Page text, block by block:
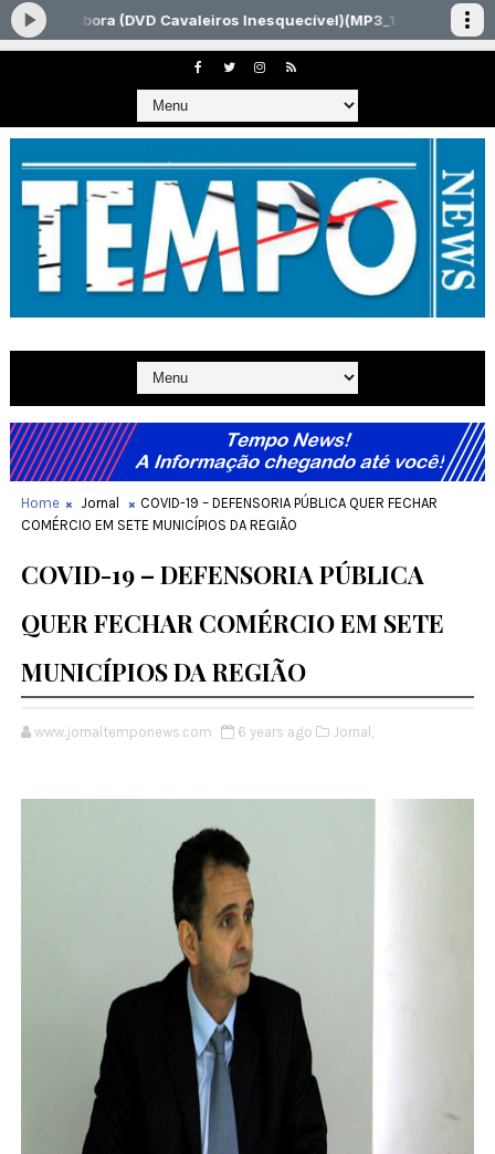
Home Jornal
COVID-19 – DEFENSORIA PÚBLICA QUER FECHAR
COMÉRCIO EM SETE MUNICÍPIOS DA REGIÃO
COVID-19 – DEFENSORIA PÚBLICA
QUER FECHAR COMÉRCIO EM SETE
MUNICÍPIOS DA REGIÃO
www.jornaltemponews.com 6 years ago Jornal,